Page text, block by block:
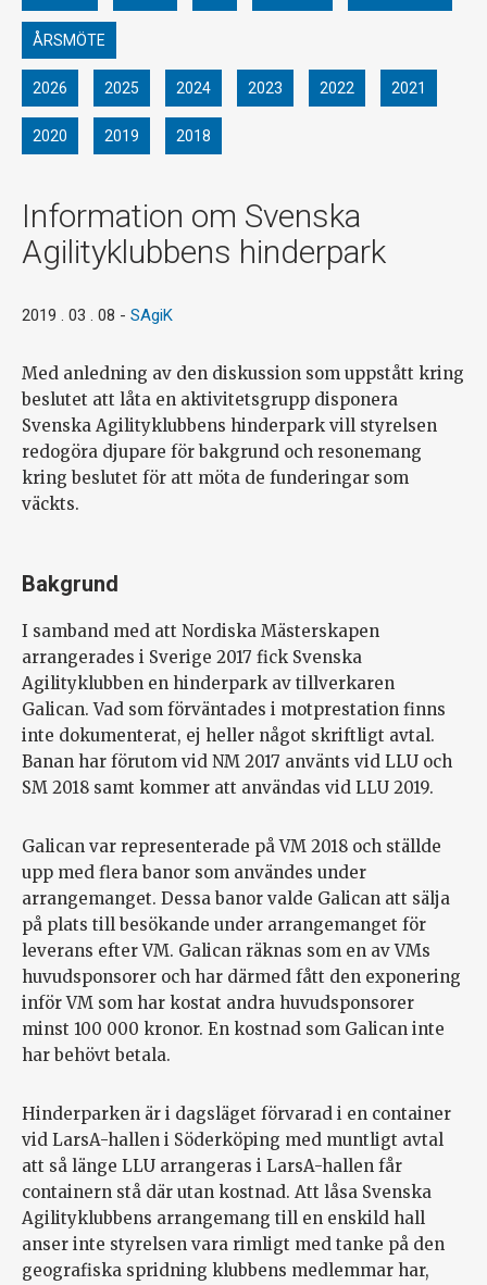
ÅRSMÖTE
2026 2025 2024 2023 2022 2021
2020 2019 2018
Information om Svenska
Agilityklubbens hinderpark
2019 . 03 . 08 - SAgiK
Med anledning av den diskussion som uppstått kring
beslutet att låta en aktivitetsgrupp disponera
Svenska Agilityklubbens hinderpark vill styrelsen
redogöra djupare för bakgrund och resonemang
kring beslutet för att möta de funderingar som
väckts.
Bakgrund
I samband med att Nordiska Mästerskapen
arrangerades i Sverige 2017 fick Svenska
Agilityklubben en hinderpark av tillverkaren
Galican. Vad som förväntades i motprestation finns
inte dokumenterat, ej heller något skriftligt avtal.
Banan har förutom vid NM 2017 använts vid LLU och
SM 2018 samt kommer att användas vid LLU 2019.
Galican var representerade på VM 2018 och ställde
upp med flera banor som användes under
arrangemanget. Dessa banor valde Galican att sälja
på plats till besökande under arrangemanget för
leverans efter VM. Galican räknas som en av VMs
huvudsponsorer och har därmed fått den exponering
inför VM som har kostat andra huvudsponsorer
minst 100 000 kronor. En kostnad som Galican inte
har behövt betala.
Hinderparken är i dagsläget förvarad i en container
vid LarsA-hallen i Söderköping med muntligt avtal
att så länge LLU arrangeras i LarsA-hallen får
containern stå där utan kostnad. Att låsa Svenska
Agilityklubbens arrangemang till en enskild hall
anser inte styrelsen vara rimligt med tanke på den
geografiska spridning klubbens medlemmar har,